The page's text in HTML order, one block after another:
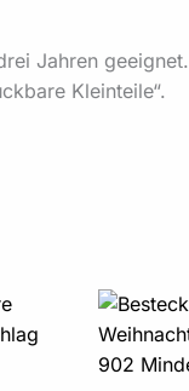
Jahren geeignet.
Kleinteile“.